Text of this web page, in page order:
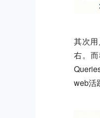
其次
右。
web活